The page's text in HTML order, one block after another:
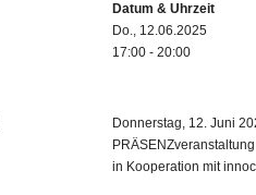
Datum & Uhrzeit
Do., 12.06.2025
17:00 - 20:00
Donnerstag, 12. Juni
in Kooperation mit